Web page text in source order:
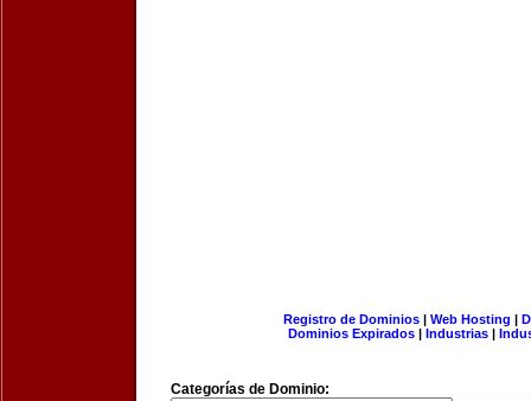
Registro de Dominios| Web Hosting |
Dominios Expirados | Industrias |
Categorías de Dominio: